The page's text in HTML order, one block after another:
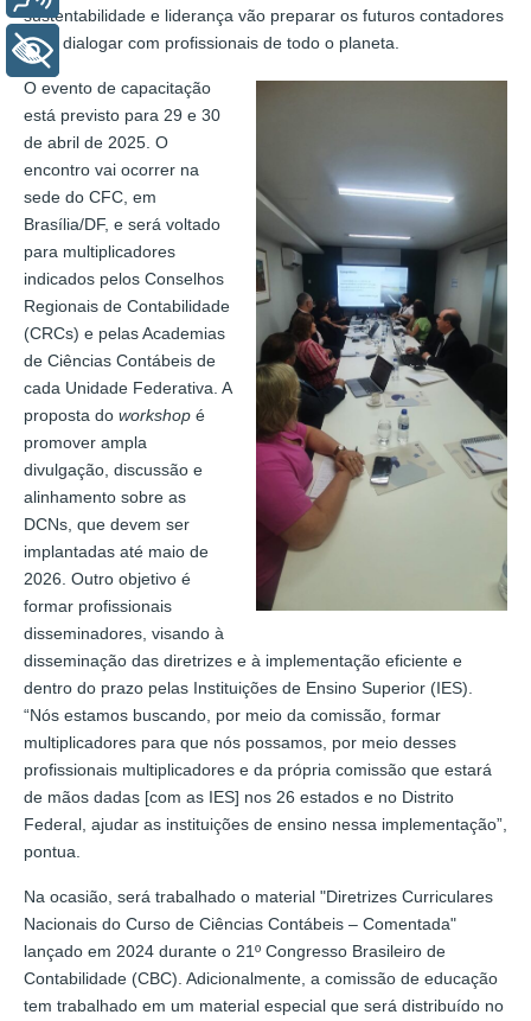
sustentabilidade e liderança vão preparar os futuros contadores
para dialogar com profissionais de todo o planeta.
O evento de capacitação
está previsto para 29 e 30
de abril de 2025. O
encontro vai ocorrer na
sede do CFC, em
Brasília/DF, e será voltado
para multiplicadores
indicados pelos Conselhos
Regionais de Contabilidade
(CRCs) e pelas Academias
de Ciências Contábeis de
cada Unidade Federativa. A
proposta do workshop é
promover ampla
divulgação, discussão e
alinhamento sobre as
DCNs, que devem ser
implantadas até maio de
2026. Outro objetivo é
formar profissionais
disseminadores, visando à
disseminação das diretrizes e à implementação eficiente e
dentro do prazo pelas Instituições de Ensino Superior (IES).
“Nós estamos buscando, por meio da comissão, formar
multiplicadores para que nós possamos, por meio desses
profissionais multiplicadores e da própria comissão que estará
de mãos dadas [com as IES] nos 26 estados e no Distrito
Federal, ajudar as instituições de ensino nessa implementação”,
pontua.
Na ocasião, será trabalhado o material "Diretrizes Curriculares
Nacionais do Curso de Ciências Contábeis – Comentada"
lançado em 2024 durante o 21º Congresso Brasileiro de
Contabilidade (CBC). Adicionalmente, a comissão de educação
tem trabalhado em um material especial que será distribuído no
+ Acessibilidade